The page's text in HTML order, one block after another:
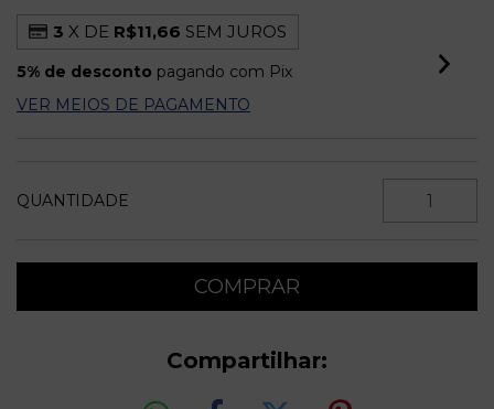
3 X DE R$11,66 SEM JUROS
5% de desconto pagando com Pix
VER MEIOS DE PAGAMENTO
QUANTIDADE
Compartilhar: